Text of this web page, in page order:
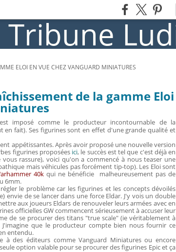
ELOI EN VUE CHEZ VANGUARD MINIATURES
de la gamme Eloi
imposé comme le producteur incontournable de la
en fait). Ses figurines sont en effet d'une grande qualité et
appétissantes. Après avoir proposé une nouvelle version
figurines proposées ici, le succès est tel que c'est déjà en
rassure), voici qu'on a commencé à nous teaser une
mais véhicules pas forcément tip-top). Les Eloi sont
40kqui ne bénéficie malheureusement pas de
6mm.
le problème car les figurines et les concepts dévoilés
envie de se lancer dans une force Eldar. J'y vois un double
aux joueurs Eldars de renouveler leurs armées avec en
officielles GW commencent sérieusement à accuser leur
de se procurer des titans "true scale" (ie véritablement à
J'imagine que le producteur compte bien nous fournir ce
entendu.
des éditeurs comme Vanguard Miniatures ou encore
option valable pour se procurer des figurines Epic et ça